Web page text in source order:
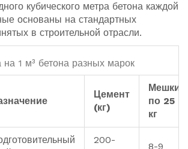
кубического метра бетона каждой
основаны на стандартных
в строительной отрасли.
на 1 м³ бетона разных марок
Цемент
(кг)
Мешки
по 25
кг
200-
8-9